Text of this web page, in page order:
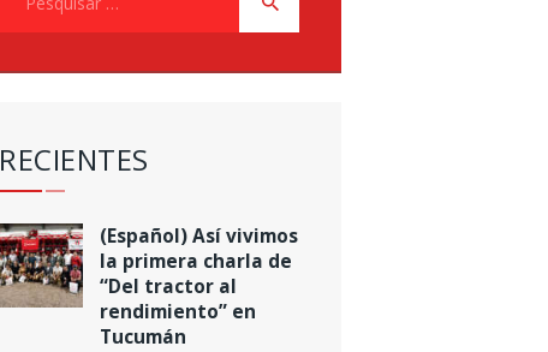
por:
RECIENTES
(Español) Así vivimos
la primera charla de
“Del tractor al
rendimiento” en
Tucumán